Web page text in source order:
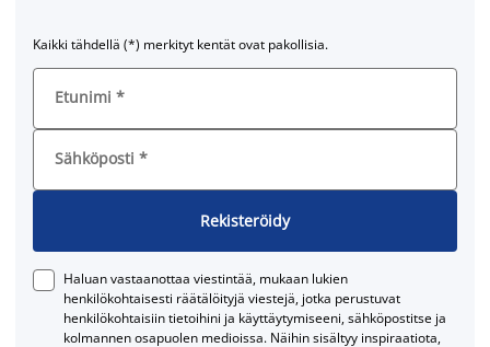
Kaikki tähdellä (*) merkityt kentät ovat pakollisia.
Etunimi *
Sähköposti *
Rekisteröidy
Haluan vastaanottaa viestintää, mukaan lukien
henkilökohtaisesti räätälöityjä viestejä, jotka perustuvat
henkilökohtaisiin tietoihini ja käyttäytymiseeni, sähköpostitse ja
kolmannen osapuolen medioissa. Näihin sisältyy inspiraatiota,